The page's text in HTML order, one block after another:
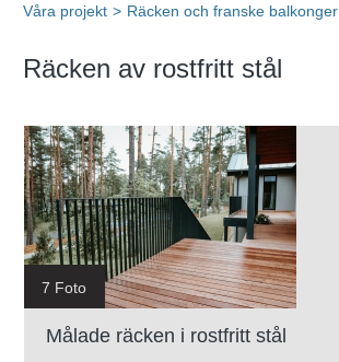
Våra projekt > Räcken och franske balkonger
Räcken av rostfritt stål
7 Foto
Målade räcken i rostfritt stål